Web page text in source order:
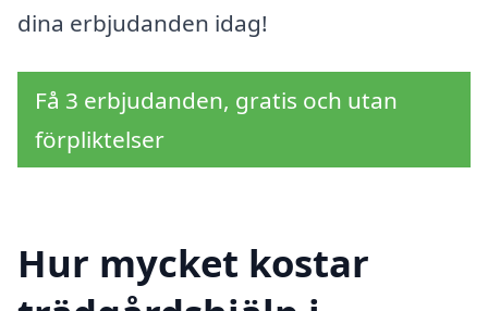
dina erbjudanden idag!
Få 3 erbjudanden, gratis och utan
förpliktelser
Hur mycket kostar